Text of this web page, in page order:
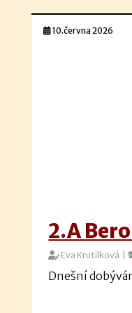
10.června 2026
2.A
Eva Krutilková |
Dnešní